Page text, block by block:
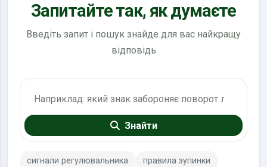
Запитайте так, як думаєте
Введіть запит і пошук знайде для вас найкращу
відповідь
Знайти
сигнали регулювальника правила зупинки